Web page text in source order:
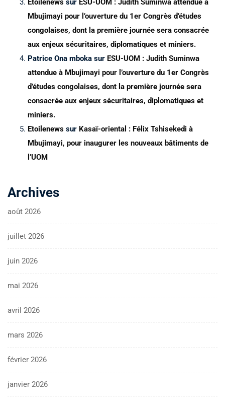
Etoilenews sur ESU-UOM : Judith Suminwa attendue à
Mbujimayi pour l’ouverture du 1er Congrès d’études
congolaises, dont la première journée sera consacrée
aux enjeux sécuritaires, diplomatiques et miniers.
Patrice Ona mboka sur ESU-UOM : Judith Suminwa
attendue à Mbujimayi pour l’ouverture du 1er Congrès
d’études congolaises, dont la première journée sera
consacrée aux enjeux sécuritaires, diplomatiques et
miniers.
Etoilenews sur Kasaï-oriental : Félix Tshisekedi à
Mbujimayi, pour inaugurer les nouveaux bâtiments de
l’UOM
Archives
août 2026
juillet 2026
juin 2026
mai 2026
avril 2026
mars 2026
février 2026
janvier 2026